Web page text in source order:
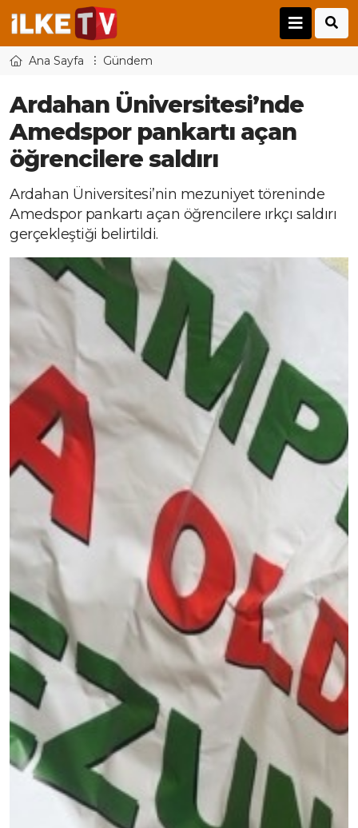
Ana Sayfa Gündem
Ardahan Üniversitesi’nde
Amedspor pankartı açan
öğrencilere saldırı
Ardahan Üniversitesi’nin mezuniyet töreninde
Amedspor pankartı açan öğrencilere ırkçı saldırı
gerçekleştiği belirtildi.